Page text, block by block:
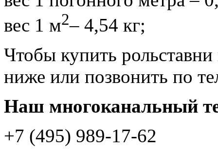
вес 1 м2– 4,54 кг;
Чтобы купить
ниже или позвонить по
Наш многоканальный
+7 (495) 989-17-62